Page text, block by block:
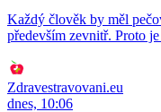
Každý člověk by měl
především zevnitř. Proto
Zdravestravovani.eu
dnes, 10:06